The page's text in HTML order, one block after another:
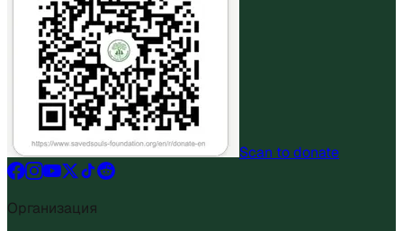
Scan to donate
Организация